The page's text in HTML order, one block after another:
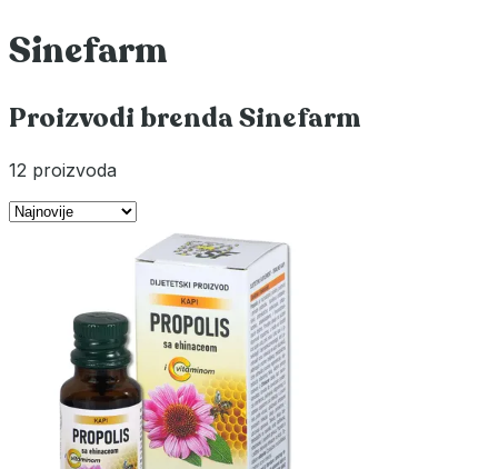
Sinefarm
Proizvodi brenda Sinefarm
12 proizvoda